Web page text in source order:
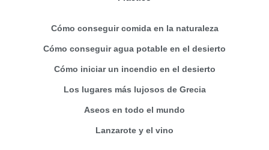
Cómo conseguir comida en la naturaleza
Cómo conseguir agua potable en el desierto
Cómo iniciar un incendio en el desierto
Los lugares más lujosos de Grecia
Aseos en todo el mundo
Lanzarote y el vino